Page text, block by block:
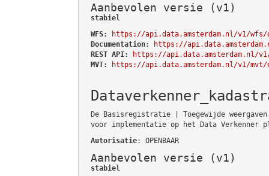
Aanbevolen versie (v1)
stabiel
WFS:
https://api.data.amsterdam.nl/v1/wfs/
Documentation:
https://
REST API:
https://api.data.amsterdam.nl/v1/
MVT:
https://api.data.amsterdam.nl/v1/mvt/
De Basisregistratie | Toegewijde
voor implementatie op het Data Verkenner
Autorisatie: OPENBAAR
Aanbevolen versie (v1)
stabiel